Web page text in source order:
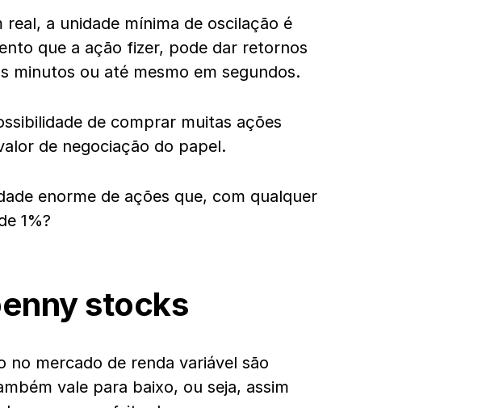
a unidade mínima de oscilação é
que a ação fizer, pode dar retornos
minutos ou até mesmo em segundos.
de comprar muitas ações
de negociação do papel.
enorme de ações que, com qualquer
1%?
stocks
no mercado de renda variável são
vale para baixo, ou seja, assim